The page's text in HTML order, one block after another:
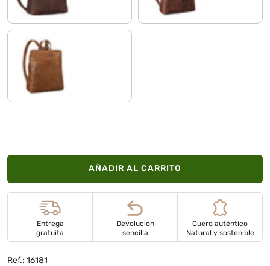
tropica - marrón
AÑADIR AL CARRITO
Entrega
gratuita
Devolución
sencilla
Cuero auténtico
Natural y sostenible
Ref.: 16181